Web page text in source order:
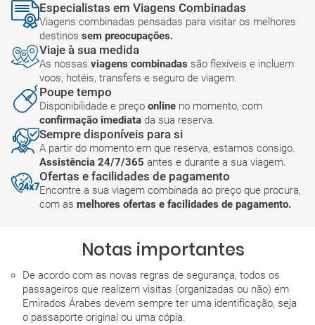
Especialistas em Viagens Combinadas
Viagens combinadas pensadas para visitar os melhores
destinos sem preocupações.
Viaje à sua medida
As nossas viagens combinadas são flexíveis e incluem
voos, hotéis, transfers e seguro de viagem.
Poupe tempo
Disponibilidade e preço online no momento, com
confirmação imediata da sua reserva.
Sempre disponíveis para si
A partir do momento em que reserva, estamos consigo.
Assistência 24/7/365 antes e durante a sua viagem.
Ofertas e facilidades de pagamento
Encontre a sua viagem combinada ao preço que procura,
com as melhores ofertas e facilidades de pagamento.
Notas importantes
De acordo com as novas regras de segurança, todos os
passageiros que realizem visitas (organizadas ou não) em
Emirados Árabes devem sempre ter uma identificação, seja
o passaporte original ou uma cópia.